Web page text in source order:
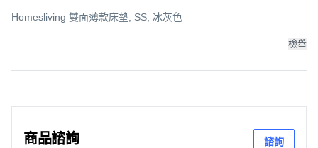
Homesliving 雙面薄款床墊, SS, 冰灰色
檢舉
商品諮詢 諮詢